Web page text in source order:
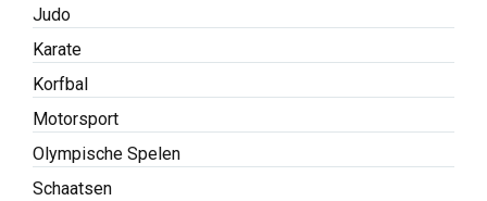
Judo
Karate
Korfbal
Motorsport
Olympische Spelen
Schaatsen